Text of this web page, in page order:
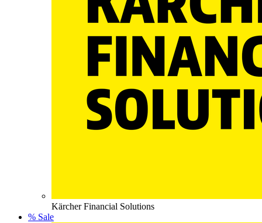
Kärcher Financial Solutions
% Sale